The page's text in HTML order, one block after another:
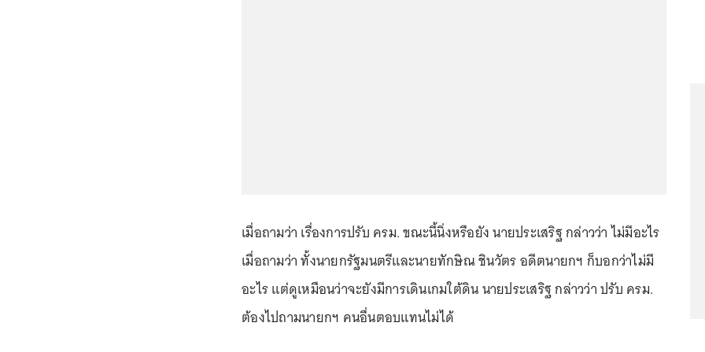
เมื่อถามว่า เรื่องการปรับ ครม. ขณะนี้นิ่งหรือยัง นายประเสริฐ กล่าวว่า ไม่มีอะไร
เมื่อถามว่า ทั้งนายกรัฐมนตรีและนายทักษิณ ชินวัตร อดีตนายกฯ ก็บอกว่าไม่มี
อะไร แต่ดูเหมือนว่าจะยังมีการเดินเกมใต้ดิน นายประเสริฐ กล่าวว่า ปรับ ครม.
ต้องไปถามนายกฯ คนอื่นตอบแทนไม่ได้